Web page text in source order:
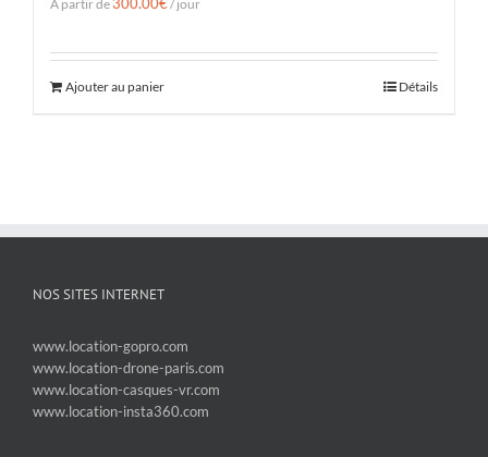
À partir de300.00€/ jour
Ajouter au panier Détails
NOS SITES INTERNET
www.location-gopro.com
www.location-drone-paris.com
www.location-casques-vr.com
www.location-insta360.com